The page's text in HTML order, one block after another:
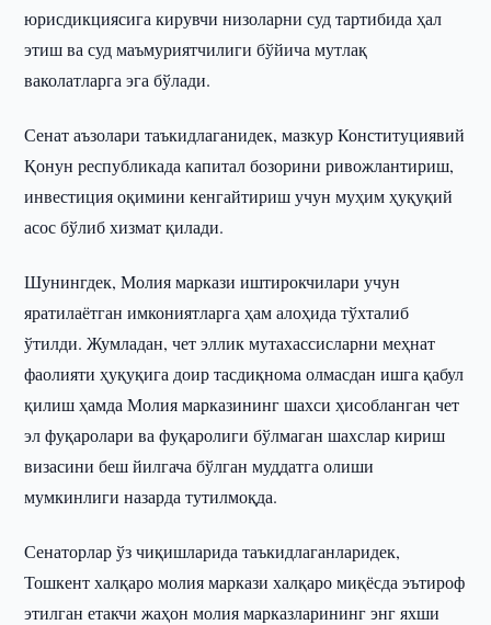
юрисдикциясига кирувчи низоларни суд тартибида ҳал
этиш ва суд маъмуриятчилиги бўйича мутлақ
ваколатларга эга бўлади.
Сенат аъзолари таъкидлаганидек, мазкур Конституциявий
Қонун республикада капитал бозорини ривожлантириш,
инвестиция оқимини кенгайтириш учун муҳим ҳуқуқий
асос бўлиб хизмат қилади.
Шунингдек, Молия маркази иштирокчилари учун
яратилаётган имкониятларга ҳам алоҳида тўхталиб
ўтилди. Жумладан, чет эллик мутахассисларни меҳнат
фаолияти ҳуқуқига доир тасдиқнома олмасдан ишга қабул
қилиш ҳамда Молия марказининг шахси ҳисобланган чет
эл фуқаролари ва фуқаролиги бўлмаган шахслар кириш
визасини беш йилгача бўлган муддатга олиши
мумкинлиги назарда тутилмоқда.
Сенаторлар ўз чиқишларида таъкидлаганларидек,
Тошкент халқаро молия маркази халқаро миқёсда эътироф
этилган етакчи жаҳон молия марказларининг энг яхши